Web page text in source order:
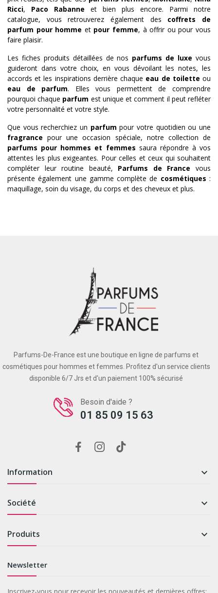
Ricci, Paco Rabanne et bien plus encore. Parmi notre
catalogue, vous retrouverez également des coffrets de
parfum pour homme et pour femme, à offrir ou pour vous
faire plaisir.
Les fiches produits détaillées de nos parfums de luxe vous
guideront dans votre choix, en vous dévoilant les notes, les
accords et les inspirations derrière chaque eau de toilette ou
eau de parfum. Elles vous permettent de comprendre
pourquoi chaque parfum est unique et comment il peut refléter
votre personnalité et votre style.
Que vous recherchiez un parfum pour votre quotidien ou une
fragrance pour une occasion spéciale, notre collection de
parfums pour hommes et femmes saura répondre à vos
attentes les plus exigeantes. Pour celles et ceux qui souhaitent
compléter leur routine beauté, Parfums de France vous
présente également une gamme complète de cosmétiques :
maquillage, soin du visage, du corps et des cheveux et plus.
Parfums-De-France est une boutique en ligne de parfums et
cosmétiques pour hommes et femmes. Profitez d'un service clients
disponible 6/7 Jrs et d'un paiement 100% sécurisé
Besoin d'aide ?
01 85 09 15 63
Information 
Société 
Produits 
Newsletter